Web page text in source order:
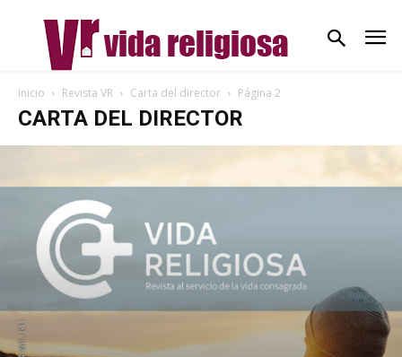
Inicio Revista VR Carta del director Página 2
CARTA DEL DIRECTOR